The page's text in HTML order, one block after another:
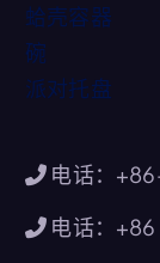
蛤壳容器
碗
派对托盘
电话：
电话：